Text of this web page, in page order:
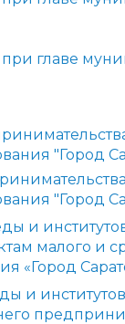
главе
"Город
"Город
и
малого и
«Город
и